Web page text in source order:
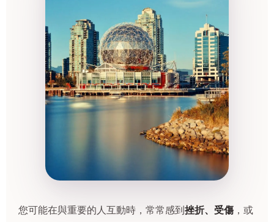
您可能在與重要的人互動時，常常感到挫折、受傷，或